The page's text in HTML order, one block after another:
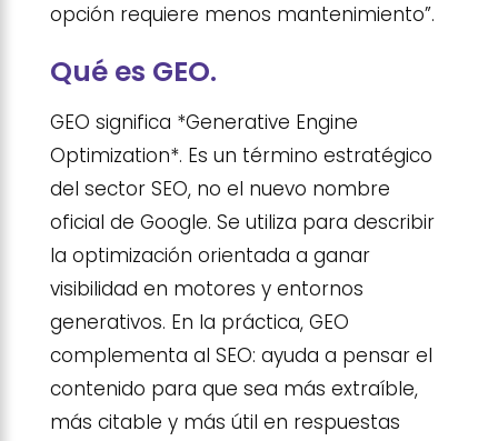
opción requiere menos mantenimiento”.
Qué es GEO.
GEO significa *Generative Engine
Optimization*. Es un término estratégico
del sector SEO, no el nuevo nombre
oficial de Google. Se utiliza para describir
la optimización orientada a ganar
visibilidad en motores y entornos
generativos. En la práctica, GEO
complementa al SEO: ayuda a pensar el
contenido para que sea más extraíble,
más citable y más útil en respuestas